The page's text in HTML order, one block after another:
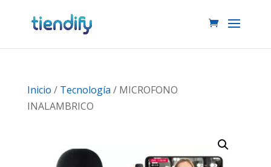
Inicio / Tecnología / MICROFONO
INALAMBRICO